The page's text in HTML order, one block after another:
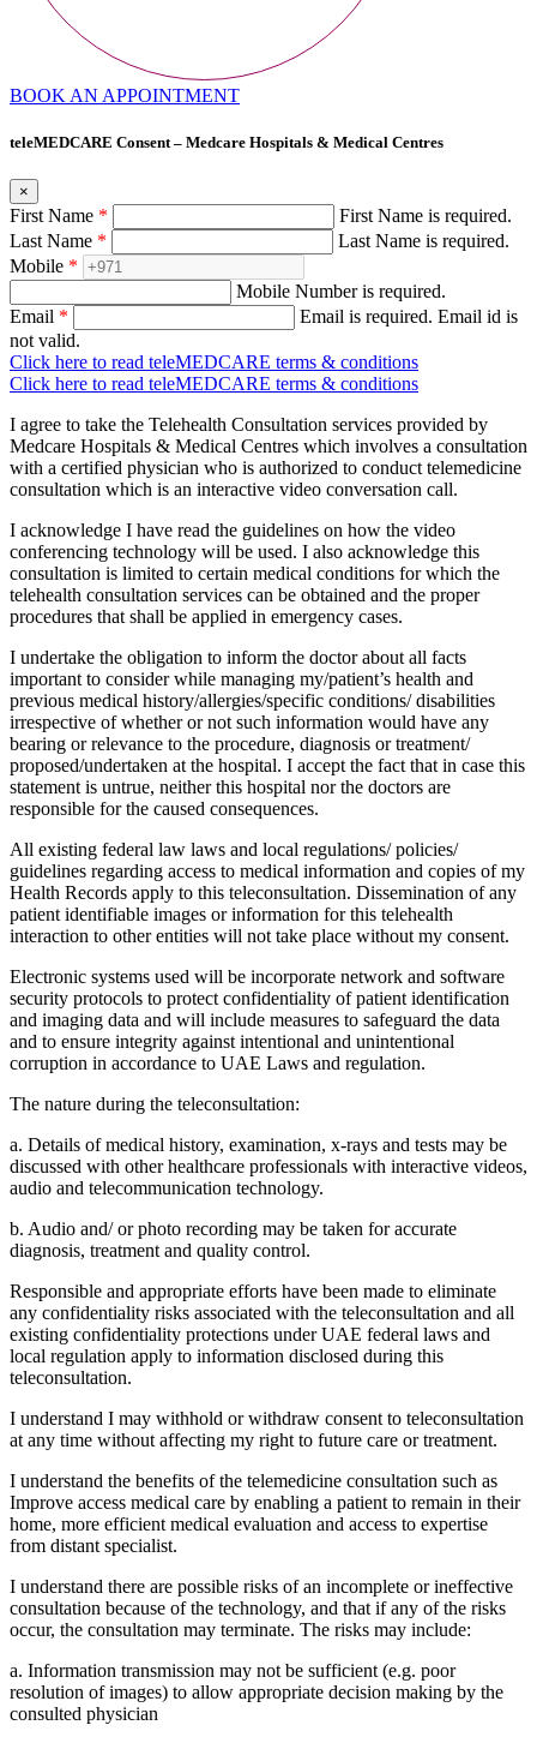
BOOK AN APPOINTMENT
teleMEDCARE Consent – Medcare Hospitals & Medical Centres
×
First Name *
First Name is required.
Last Name *
Last Name is required.
Mobile *
Mobile Number is required.
Email * Email is required. Email id is
not valid.
Click here to read teleMEDCARE terms & conditions
Click here to read teleMEDCARE terms & conditions
I agree to take the Telehealth Consultation services provided by
Medcare Hospitals & Medical Centres which involves a consultation
with a certified physician who is authorized to conduct telemedicine
consultation which is an interactive video conversation call.
I acknowledge I have read the guidelines on how the video
conferencing technology will be used. I also acknowledge this
consultation is limited to certain medical conditions for which the
telehealth consultation services can be obtained and the proper
procedures that shall be applied in emergency cases.
I undertake the obligation to inform the doctor about all facts
important to consider while managing my/patient’s health and
previous medical history/allergies/specific conditions/ disabilities
irrespective of whether or not such information would have any
bearing or relevance to the procedure, diagnosis or treatment/
proposed/undertaken at the hospital. I accept the fact that in case this
statement is untrue, neither this hospital nor the doctors are
responsible for the caused consequences.
All existing federal law laws and local regulations/ policies/
guidelines regarding access to medical information and copies of my
Health Records apply to this teleconsultation. Dissemination of any
patient identifiable images or information for this telehealth
interaction to other entities will not take place without my consent.
Electronic systems used will be incorporate network and software
security protocols to protect confidentiality of patient identification
and imaging data and will include measures to safeguard the data
and to ensure integrity against intentional and unintentional
corruption in accordance to UAE Laws and regulation.
The nature during the teleconsultation:
a. Details of medical history, examination, x-rays and tests may be
discussed with other healthcare professionals with interactive videos,
audio and telecommunication technology.
b. Audio and/ or photo recording may be taken for accurate
diagnosis, treatment and quality control.
Responsible and appropriate efforts have been made to eliminate
any confidentiality risks associated with the teleconsultation and all
existing confidentiality protections under UAE federal laws and
local regulation apply to information disclosed during this
teleconsultation.
I understand I may withhold or withdraw consent to teleconsultation
at any time without affecting my right to future care or treatment.
I understand the benefits of the telemedicine consultation such as
Improve access medical care by enabling a patient to remain in their
home, more efficient medical evaluation and access to expertise
from distant specialist.
I understand there are possible risks of an incomplete or ineffective
consultation because of the technology, and that if any of the risks
occur, the consultation may terminate. The risks may include:
a. Information transmission may not be sufficient (e.g. poor
resolution of images) to allow appropriate decision making by the
consulted physician